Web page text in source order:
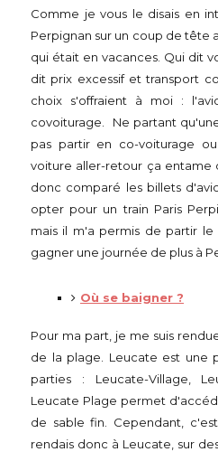
Comme je vous le disais en
Perpignan sur un coup de tête
qui était en vacances. Qui dit
dit prix excessif et transport
choix s'offraient à moi :
covoiturage. Ne partant
pas partir en co-voiturage
voiture aller-retour ça entame
donc comparé les billets
opter pour un train Paris
mais il m'a permis de partir
gagner une journée de plus à
Où se baigner ?
Pour ma part, je me suis
de la plage. Leucate est une
parties : Leucate-Village,
Leucate Plage permet
de sable fin. Cependant,
rendais donc à Leucate, sur